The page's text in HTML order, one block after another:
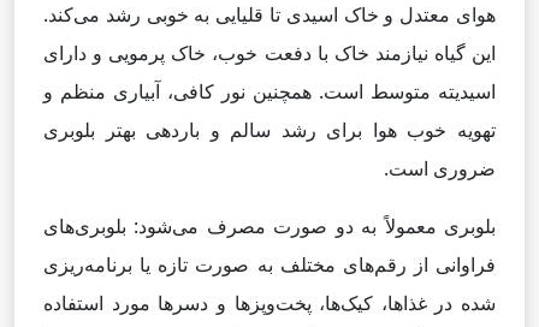
هوای معتدل و خاک اسیدی تا قلیایی به خوبی رشد می‌کند.
این گیاه نیازمند خاک با دفعت خوب، خاک پرمویی و دارای
اسیدیته متوسط است. همچنین نور کافی، آبیاری منظم و
تهویه خوب هوا برای رشد سالم و باردهی بهتر بلوبری
ضروری است.
بلوبری معمولاً به دو صورت مصرف می‌شود: بلوبری‌های
فراوانی از رقم‌های مختلف به صورت تازه یا برنامه‌ریزی
شده در غذاها، کیک‌ها، پخت‌وپزها و دسرها مورد استفاده